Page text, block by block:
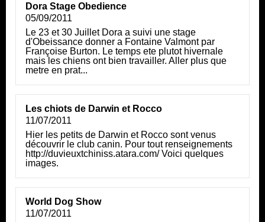
Dora Stage Obedience
05/09/2011
Le 23 et 30 Juillet Dora a suivi une stage
d'Obeissance donner a Fontaine Valmont par
Françoise Burton. Le temps ete plutot hivernale
mais les chiens ont bien travailler. Aller plus que
metre en prat...
Les chiots de Darwin et Rocco
11/07/2011
Hier les petits de Darwin et Rocco sont venus
découvrir le club canin. Pour tout renseignements
http://duvieuxtchiniss.atara.com/ Voici quelques
images.
World Dog Show
11/07/2011